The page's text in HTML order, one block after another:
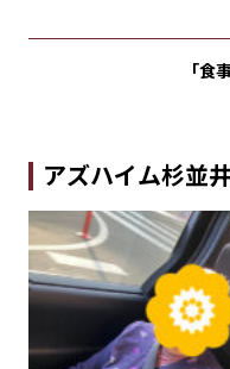
「食
アズハイム杉並